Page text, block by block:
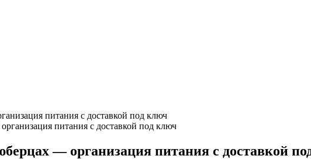
питания с доставкой под ключ
— организация питания с доставкой